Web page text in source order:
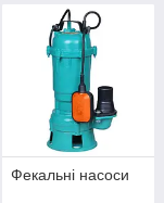
Фекальні насоси